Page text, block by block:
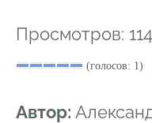
Просмотров:
(голосов: 1)
Автор: